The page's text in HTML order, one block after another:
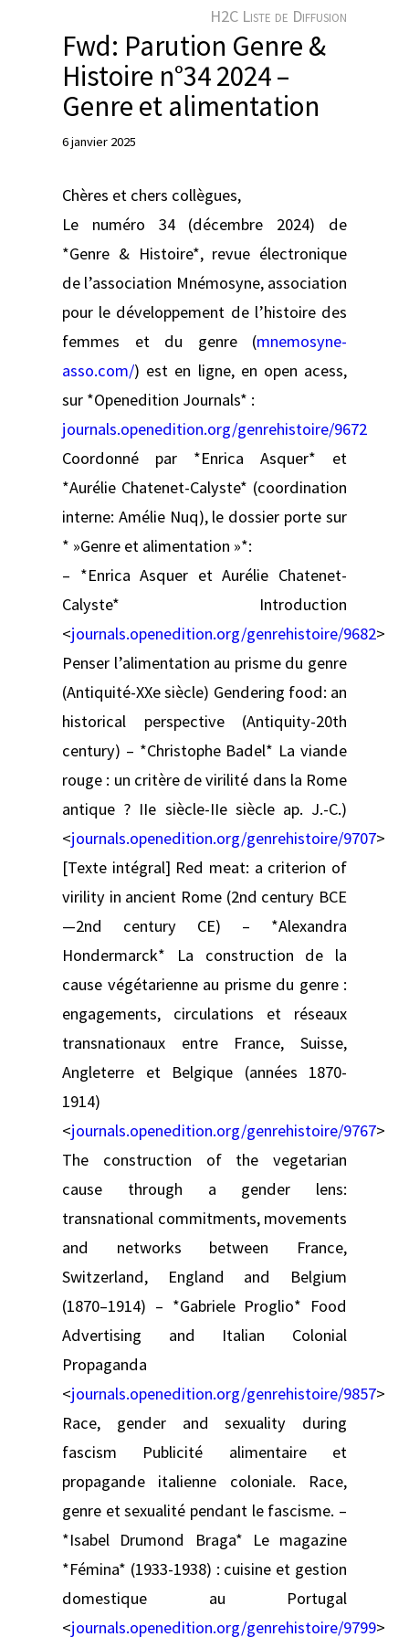
H2C Liste de Diffusion
Fwd: Parution Genre &
Histoire n°34 2024 –
Genre et alimentation
6 janvier 2025
Chères et chers collègues,
Le numéro 34 (décembre 2024) de
*Genre & Histoire*, revue électronique
de l’association Mnémosyne, association
pour le développement de l’histoire des
femmes et du genre (mnemosyne-
asso.com/) est en ligne, en open acess,
sur *Openedition Journals* :
journals.openedition.org/genrehistoire/9672
Coordonné par *Enrica Asquer* et
*Aurélie Chatenet-Calyste* (coordination
interne: Amélie Nuq), le dossier porte sur
* »Genre et alimentation »*:
– *Enrica Asquer et Aurélie Chatenet-
Calyste* Introduction
<journals.openedition.org/genrehistoire/9682>
Penser l’alimentation au prisme du genre
(Antiquité-XXe siècle) Gendering food: an
historical perspective (Antiquity-20th
century) – *Christophe Badel* La viande
rouge : un critère de virilité dans la Rome
antique ? IIe siècle-IIe siècle ap. J.-C.)
<journals.openedition.org/genrehistoire/9707>
[Texte intégral] Red meat: a criterion of
virility in ancient Rome (2nd century BCE
—2nd century CE) – *Alexandra
Hondermarck* La construction de la
cause végétarienne au prisme du genre :
engagements, circulations et réseaux
transnationaux entre France, Suisse,
Angleterre et Belgique (années 1870-
1914)
<journals.openedition.org/genrehistoire/9767>
The construction of the vegetarian
cause through a gender lens:
transnational commitments, movements
and networks between France,
Switzerland, England and Belgium
(1870–1914) – *Gabriele Proglio* Food
Advertising and Italian Colonial
Propaganda
<journals.openedition.org/genrehistoire/9857>
Race, gender and sexuality during
fascism Publicité alimentaire et
propagande italienne coloniale. Race,
genre et sexualité pendant le fascisme. –
*Isabel Drumond Braga* Le magazine
*Fémina* (1933-1938) : cuisine et gestion
domestique au Portugal
<journals.openedition.org/genrehistoire/9799>